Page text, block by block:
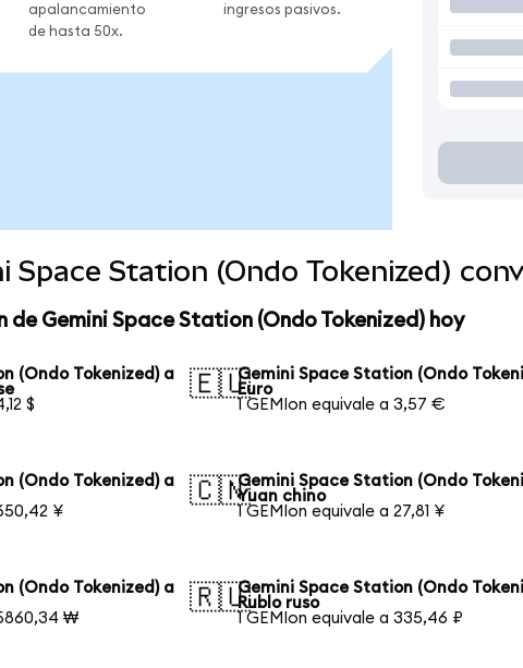
apalancamiento
de hasta 50x.
ingresos pasivos.
Space Station (Ondo Tokenized)
de Gemini Space Station (Ondo Tokenized) hoy
(Ondo Tokenized) a
$
🇪🇺Gemini Space Station (Ondo
Euro
1 GEMIon equivale a 3,57 €
(Ondo Tokenized) a
¥
🇨🇳Gemini Space Station (Ondo
Yuan chino
1 GEMIon equivale a 27,81 ¥
(Ondo Tokenized) a
₩
🇷🇺Gemini Space Station (Ondo
Rublo ruso
1 GEMIon equivale a 335,46 ₽